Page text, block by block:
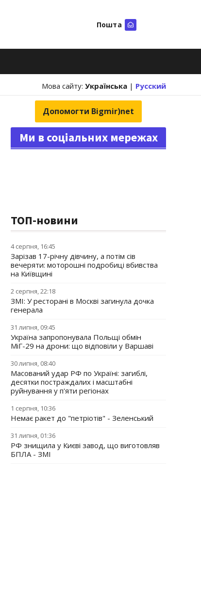
Пошта
Мова сайту: Українська | Русский
Допомогти Bigmir)net
Ми в соціальних мережах
ТОП-новини
4 серпня, 16:45
Зарізав 17-річну дівчину, а потім сів
вечеряти: моторошні подробиці вбивства
на Київщині
2 серпня, 22:18
ЗМІ: У ресторані в Москві загинула дочка
генерала
31 липня, 09:45
Україна запропонувала Польщі обмін
МіГ-29 на дрони: що відповіли у Варшаві
30 липня, 08:40
Масований удар РФ по Україні: загиблі,
десятки постраждалих і масштабні
руйнування у п'яти регіонах
1 серпня, 10:36
Немає ракет до "петріотів" - Зеленський
31 липня, 01:36
РФ знищила у Києві завод, що виготовляв
БПЛА - ЗМІ